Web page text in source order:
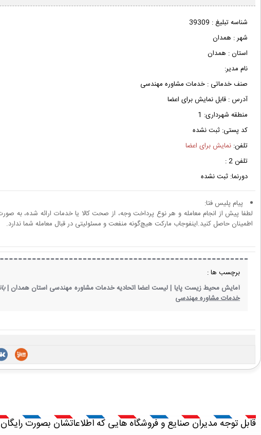
شناسه تبلیغ : 39309
شهر : همدان
استان : همدان
نام مدیر:
صنف خدماتی : خدمات مشاوره مهندسی
آدرس : قابل نمایش برای اعضا
منطقه شهرداری: 1
کد پستی: ثبت نشده
تلفن: نمایش برای اعضا
تلفن 2 :
دورنما: ثبت نشده
پیام پلیس فتا:
لطفا پیش از انجام معامله و هر نوع پرداخت وجه، از صحت کالا یا خدمات ارائه شده، به
اطمینان حاصل کنید.اینفوجاب مارکت هیچ‌گونه منفعت و مسئولیتی در قبال معامله شما ندارد.
برچسب ها :
آمایش محیط زیست پایا | لیست اعضا اتحادیه خدمات مشاوره مهندسی استان همدان |
خدمات مشاوره مهندسی
قابل توجه مدیران صنایع و فروشگاه هایی که اطلاعاتشان بصورت